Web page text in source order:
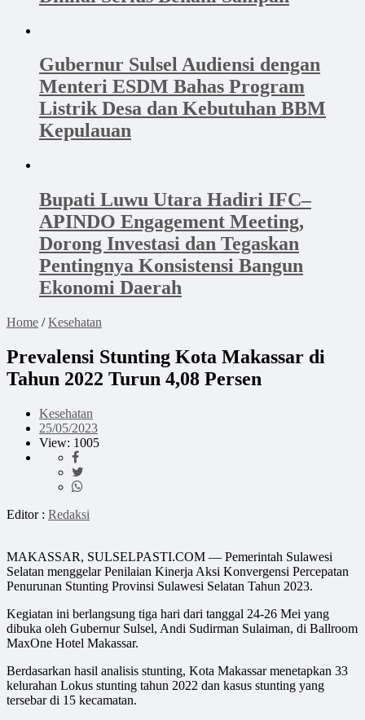
Gubernur Sulsel Audiensi dengan
Menteri ESDM Bahas Program
Listrik Desa dan Kebutuhan BBM
Kepulauan
Bupati Luwu Utara Hadiri IFC–
APINDO Engagement Meeting,
Dorong Investasi dan Tegaskan
Pentingnya Konsistensi Bangun
Ekonomi Daerah
Home /Kesehatan
Prevalensi Stunting Kota Makassar di
Tahun 2022 Turun 4,08 Persen
Kesehatan
25/05/2023
View: 1005
Editor : Redaksi
MAKASSAR, SULSELPASTI.COM — Pemerintah Sulawesi
Selatan menggelar Penilaian Kinerja Aksi Konvergensi Percepatan
Penurunan Stunting Provinsi Sulawesi Selatan Tahun 2023.
Kegiatan ini berlangsung tiga hari dari tanggal 24-26 Mei yang
dibuka oleh Gubernur Sulsel, Andi Sudirman Sulaiman, di Ballroom
MaxOne Hotel Makassar.
Berdasarkan hasil analisis stunting, Kota Makassar menetapkan 33
kelurahan Lokus stunting tahun 2022 dan kasus stunting yang
tersebar di 15 kecamatan.